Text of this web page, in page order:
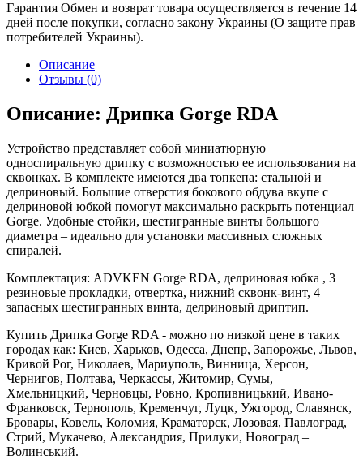
Гарантия Обмен и возврат товара осуществляется в течение 14
дней после покупки, согласно закону Украины (О защите прав
потребителей Украины).
Описание
Отзывы (0)
Описание: Дрипка Gorge RDA
Устройство представляет собой миниатюрную
односпиральную дрипку с возможностью ее использования на
сквонках. В комплекте имеются два топкепа: стальной и
делриновый. Большие отверстия бокового обдува вкупе с
делриновой юбкой помогут максимально раскрыть потенциал
Gorge. Удобные стойки, шестигранные винты большого
диаметра – идеально для установки массивных сложных
спиралей.
Комплектация: ADVKEN Gorge RDA, делриновая юбка , 3
резиновые прокладки, отвертка, нижний сквонк-винт, 4
запасных шестигранных винта, делриновый дриптип.
Купить Дрипка Gorge RDA - можно по низкой цене в таких
городах как: Киев, Харьков, Одесса, Днепр, Запорожье, Львов,
Кривой Рог, Николаев, Мариуполь, Винница, Херсон,
Чернигов, Полтава, Черкассы, Житомир, Сумы,
Хмельницкий, Черновцы, Ровно, Кропивницький, Ивано-
Франковск, Тернополь, Кременчуг, Луцк, Ужгород, Славянск,
Бровары, Ковель, Коломия, Краматорск, Лозовая, Павлоград,
Стрий, Мукачево, Александрия, Прилуки, Новоград –
Волинський.